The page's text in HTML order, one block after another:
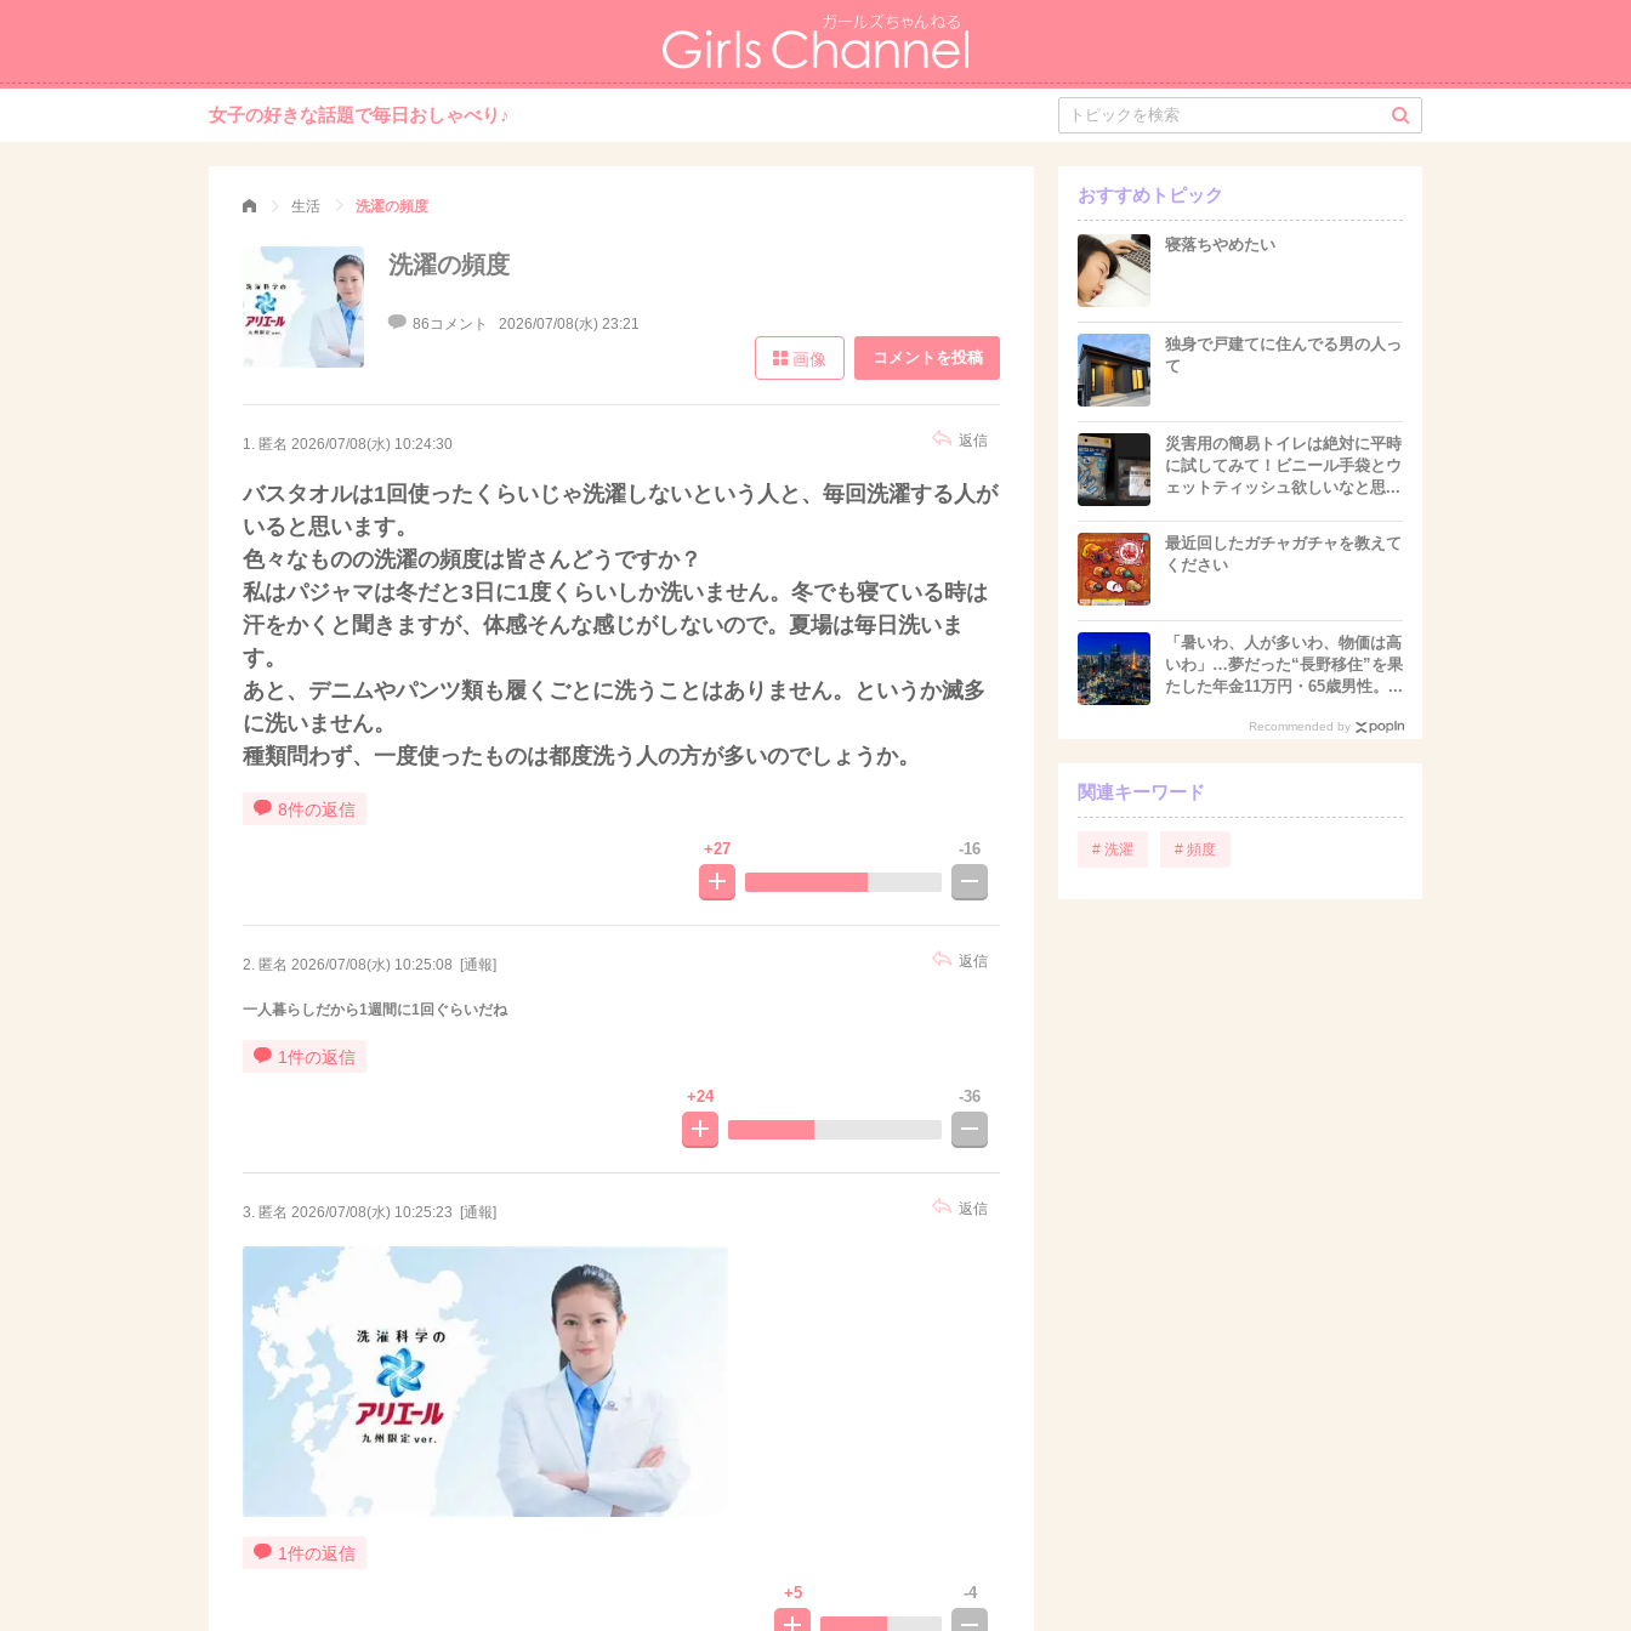
女子の好きな話題で毎日おしゃべり♪
生活 洗濯の頻度
洗濯の頻度
86コメント 2026/07/08(水) 23:21
コメントを投稿
画像
1. 匿名 2026/07/08(水) 10:24:30
バスタオルは1回使ったくらいじゃ洗濯しないという人と、毎回洗濯する人が
いると思います。
色々なものの洗濯の頻度は皆さんどうですか？
私はパジャマは冬だと3日に1度くらいしか洗いません。冬でも寝ている時は
汗をかくと聞きますが、体感そんな感じがしないので。夏場は毎日洗いま
す。
あと、デニムやパンツ類も履くごとに洗うことはありません。というか滅多
に洗いません。
種類問わず、一度使ったものは都度洗う人の方が多いのでしょうか。
返信
8件の返信
+27 -16
2. 匿名 2026/07/08(水) 10:25:08 [通報]
一人暮らしだから1週間に1回ぐらいだね
返信
1件の返信
+24 -36
3. 匿名 2026/07/08(水) 10:25:23 [通報] 返信
1件の返信
+5 -4
おすすめトピック
寝落ちやめたい
独身で戸建てに住んでる男の人っ
て
災害用の簡易トイレは絶対に平時
に試してみて！ビニール手袋とウ
ェットティッシュ欲しいなと思...
最近回したガチャガチャを教えて
ください
「暑いわ、人が多いわ、物価は高
いわ」…夢だった“長野移住”を果
たした年金11万円・65歳男性。...
Recommended by
関連キーワード
# 洗濯 # 頻度